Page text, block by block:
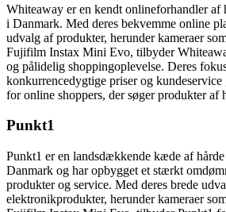
Whiteaway er en kendt onlineforhandler af
i Danmark. Med deres bekvemme online
udvalg af produkter, herunder kameraer
Fujifilm Instax Mini Evo, tilbyder
og pålidelig shoppingoplevelse. Deres
konkurrencedygtige priser og
for online shoppers, der søger produkter af
Punkt1
Punkt1 er en landsdækkende kæde af
Danmark og har opbygget et stærkt
produkter og service. Med deres brede
elektronikprodukter, herunder kameraer